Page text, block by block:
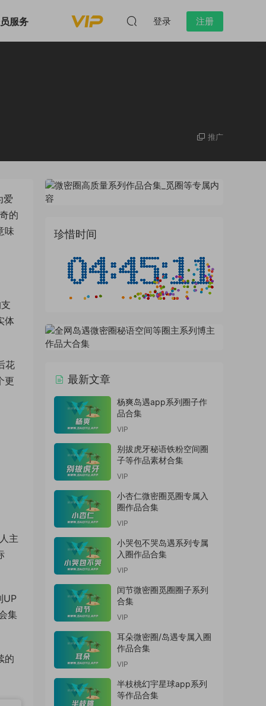
服务 登录 注册
推广
爱
的
味
体
花
更
主
UP
集
的
珍惜时间
最新文章
杨爽岛遇app系列圈子作
品合集
VIP
别拔虎牙秘语铁粉空间圈
子等作品素材合集
VIP
小杏仁微密圈觅圈专属入
圈作品合集
VIP
小哭包不哭岛遇系列专属
入圈作品合集
VIP
闰节微密圈觅圈圈子系列
合集
VIP
耳朵微密圈/岛遇专属入圈
作品合集
VIP
半枝桃幻宇星球app系列
等作品合集